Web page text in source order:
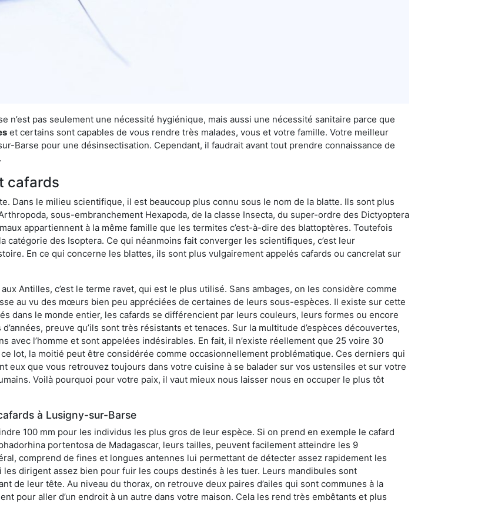
pas seulement une nécessité hygiénique, mais aussi une nécessité sanitaire parce que
et certains sont capables de vous rendre très malades, vous et votre famille. Votre meilleur
Barse pour une désinsectisation. Cependant, il faudrait avant tout prendre connaissance de
cafards
Dans le milieu scientifique, il est beaucoup plus connu sous le nom de la blatte. Ils sont plus
sous-embranchement Hexapoda, de la classe Insecta, du super-ordre des Dictyoptera
appartiennent à la même famille que les termites c’est-à-dire des blattoptères. Toutefois
des Isoptera. Ce qui néanmoins fait converger les scientifiques, c’est leur
En ce qui concerne les blattes, ils sont plus vulgairement appelés cafards ou cancrelat sur
Antilles, c’est le terme ravet, qui est le plus utilisé. Sans ambages, on les considère comme
au vu des mœurs bien peu appréciées de certaines de leurs sous-espèces. Il existe sur cette
dans le monde entier, les cafards se différencient par leurs couleurs, leurs formes ou encore
preuve qu’ils sont très résistants et tenaces. Sur la multitude d’espèces découvertes,
avec l’homme et sont appelées indésirables. En fait, il n’existe réellement que 25 voire 30
lot, la moitié peut être considérée comme occasionnellement problématique. Ces derniers qui
eux que vous retrouvez toujours dans votre cuisine à se balader sur vos ustensiles et sur votre
Voilà pourquoi pour votre paix, il vaut mieux nous laisser nous en occuper le plus tôt
à Lusigny-sur-Barse
100 mm pour les individus les plus gros de leur espèce. Si on prend en exemple le cafard
portentosa de Madagascar, leurs tailles, peuvent facilement atteindre les 9
comprend de fines et longues antennes lui permettant de détecter assez rapidement les
dirigent assez bien pour fuir les coups destinés à les tuer. Leurs mandibules sont
de leur tête. Au niveau du thorax, on retrouve deux paires d’ailes qui sont communes à la
pour aller d’un endroit à un autre dans votre maison. Cela les rend très embêtants et plus